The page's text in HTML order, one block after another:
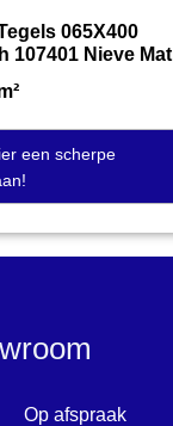
065X400
107401 Nieve Mat
een scherpe
Op afspraak